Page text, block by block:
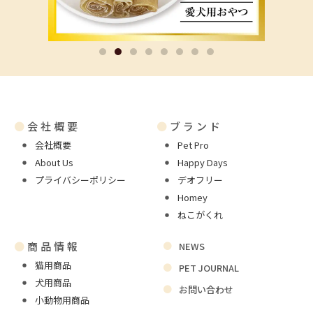
● 会社概要
会社概要
About Us
プライバシーポリシー
● ブランド
Pet Pro
Happy Days
デオフリー
Homey
ねこがくれ
● 商品情報
猫用商品
犬用商品
小動物用商品
NEWS
PET JOURNAL
お問い合わせ